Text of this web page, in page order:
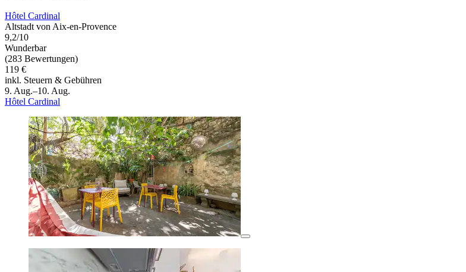
Hôtel Cardinal
Altstadt von Aix-en-Provence
9,2/10
Wunderbar
(283 Bewertungen)
119 €
inkl. Steuern & Gebühren
9. Aug.–10. Aug.
Hôtel Cardinal